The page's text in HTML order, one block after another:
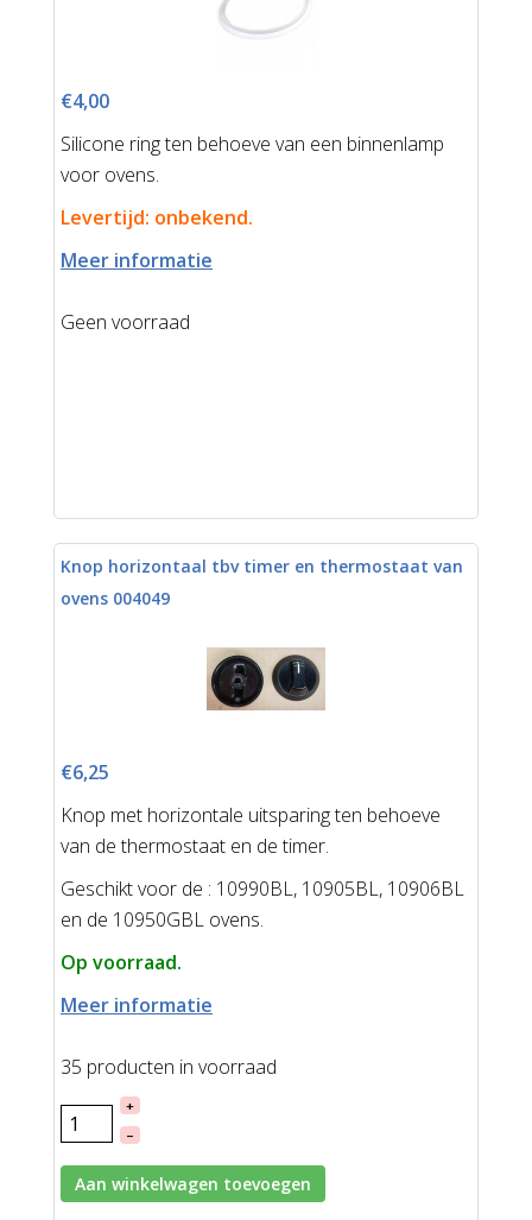
€4,00
Silicone ring ten behoeve van een binnenlamp
voor ovens.
Levertijd: onbekend.
Meer informatie
Geen voorraad
Knop horizontaal tbv timer en thermostaat van
ovens 004049
€6,25
Knop met horizontale uitsparing ten behoeve
van de thermostaat en de timer.
Geschikt voor de : 10990BL, 10905BL, 10906BL
en de 10950GBL ovens.
Op voorraad.
Meer informatie
35 producten in voorraad
+
–
Aan winkelwagen toevoegen